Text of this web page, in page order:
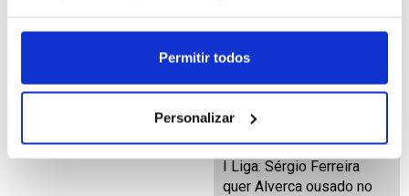
Permitir todos
Personalizar
I Liga: Sérgio Ferreira
quer Alverca ousado no